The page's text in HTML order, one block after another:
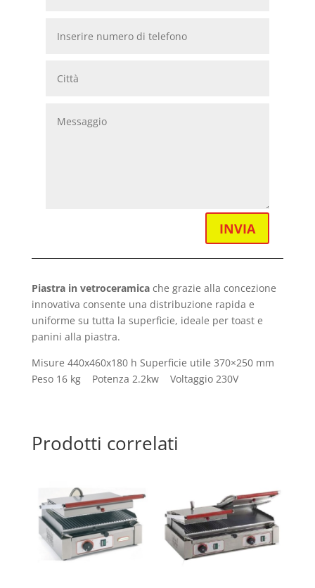
INVIA
Piastra in vetroceramicache grazie alla concezione
innovativa consente una distribuzione rapida e
uniforme su tutta la superficie, ideale per toast e
panini alla piastra.
Misure 440x460x180 h Superficie utile 370×250 mm
Peso 16 kg Potenza 2.2kw Voltaggio 230V
Prodotti correlati